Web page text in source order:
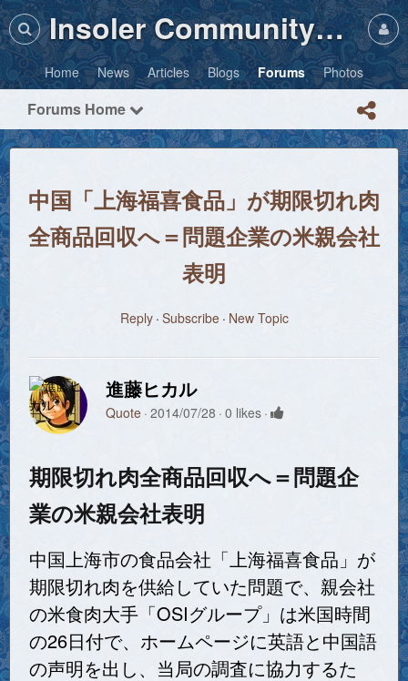
Insoler Community・Photos
Home News Articles Blogs Forums Photos
Forums Home
中国「上海福喜食品」が期限切れ肉
全商品回収へ＝問題企業の米親会社
表明
Reply Subscribe New Topic
進藤ヒカル
Quote 2014/07/28 0 likes
期限切れ肉全商品回収へ＝問題企
業の米親会社表明
中国上海市の食品会社「上海福喜食品」が
期限切れ肉を供給していた問題で、親会社
の米食肉大手「OSIグループ」は米国時間
の26日付で、ホームページに英語と中国語
の声明を出し、当局の調査に協力するた